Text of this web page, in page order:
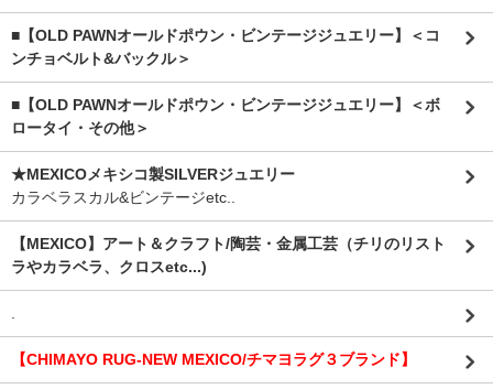
■【OLD PAWNオールドポウン・ビンテージジュエリー】＜コ
ンチョベルト&バックル＞
■【OLD PAWNオールドポウン・ビンテージジュエリー】＜ボ
ロータイ・その他＞
★MEXICOメキシコ製SILVERジュエリー
カラベラスカル&ビンテージetc..
【MEXICO】アート＆クラフト/陶芸・金属工芸（チリのリスト
ラやカラベラ、クロスetc...)
.
【CHIMAYO RUG-NEW MEXICO/チマヨラグ３ブランド】